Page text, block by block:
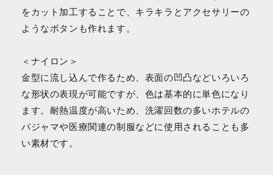
をカット加工することで、キラキラとアクセサリーの
ようなボタンも作れます。
＜ナイロン＞
金型に流し込んで作るため、表面の凹凸などいろいろ
な形状の表現が可能ですが、色は基本的に単色になり
ます。耐熱温度が高いため、洗濯回数の多いホテルの
パジャマや医療関連の制服などに使用されることも多
い素材です。